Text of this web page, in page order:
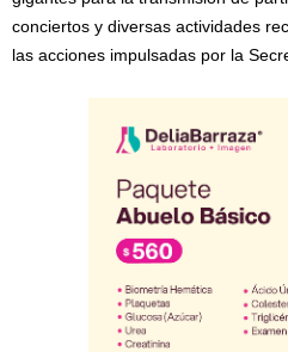
conciertos y diversas actividades
las acciones impulsadas por la